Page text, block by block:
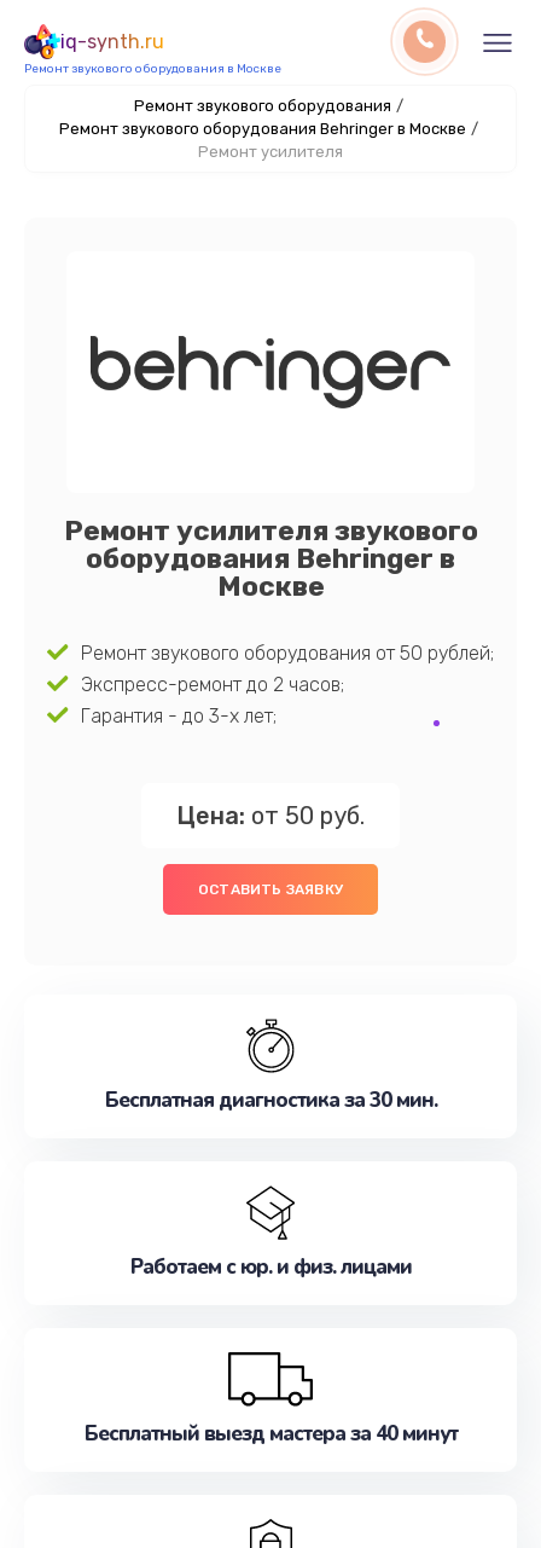
iq-synth.ru
Ремонт звукового оборудования в Москве
Ремонт звукового оборудования /
Ремонт звукового оборудования Behringer в Москве /
Ремонт усилителя
Ремонт усилителя звукового
оборудования Behringer в
Москве
Ремонт звукового оборудования от 50 рублей;
Экспресс-ремонт до 2 часов;
Гарантия - до 3-х лет;
Цена: от 50 руб.
ОСТАВИТЬ ЗАЯВКУ
Бесплатная диагностика за 30 мин.
Работаем с юр. и физ. лицами
Бесплатный выезд мастера за 40 минут